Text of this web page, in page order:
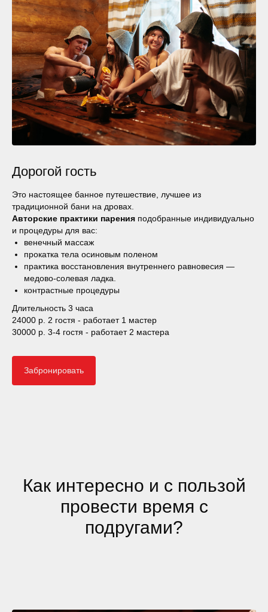
Дорогой гость
Это настоящее банное путешествие, лучшее из
традиционной бани на дровах.
Авторские практики парения подобранные индивидуально
и процедуры для вас:
венечный массаж
прокатка тела осиновым поленом
практика восстановления внутреннего равновесия —
медово-солевая ладка.
контрастные процедуры
Длительность 3 часа
24000 р. 2 гостя - работает 1 мастер
30000 р. 3-4 гостя - работает 2 мастера
Забронировать
Как интересно и с пользой
провести время с
подругами?